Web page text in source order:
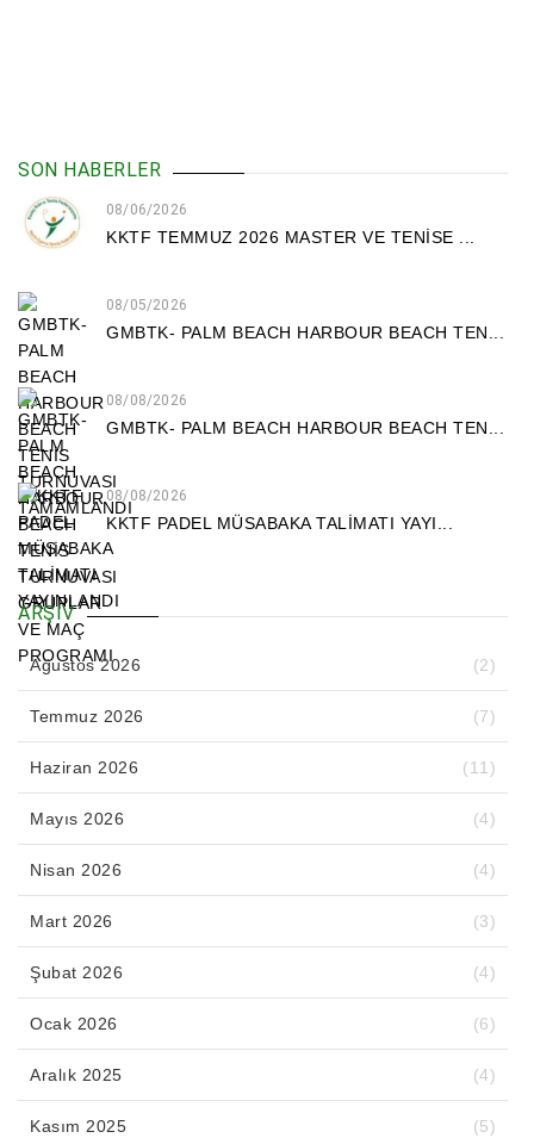
SON HABERLER
08/06/2026
KKTF TEMMUZ 2026 MASTER VE TENİSE ...
08/05/2026
GMBTK- PALM BEACH HARBOUR BEACH TEN...
08/08/2026
GMBTK- PALM BEACH HARBOUR BEACH TEN...
08/08/2026
KKTF PADEL MÜSABAKA TALİMATI YAYI...
ARŞIV
Ağustos 2026 (2)
Temmuz 2026 (7)
Haziran 2026 (11)
Mayıs 2026 (4)
Nisan 2026 (4)
Mart 2026 (3)
Şubat 2026 (4)
Ocak 2026 (6)
Aralık 2025 (4)
Kasım 2025 (5)